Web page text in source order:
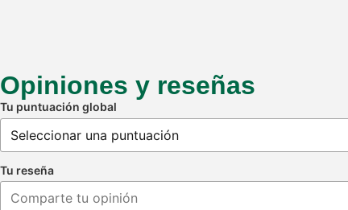
Opiniones y reseñas
Tu puntuación global
Tu reseña